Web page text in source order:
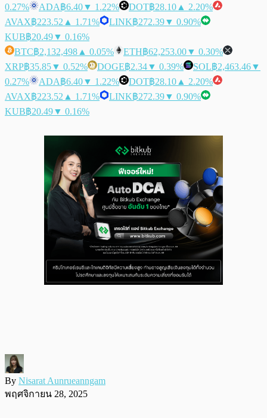
0.27%
ADA฿6.40▼ 1.22% DOT฿28.10 ▲ 2.20%
AVAX฿223.52 ▲ 1.71% LINK฿272.39▼ 0.90%
KUB฿20.49▼ 0.16%
BTC฿2,132,498 ▲ 0.05% ETH฿62,253.00▼ 0.30%
XRP฿35.85▼ 0.52% DOGE฿2.34▼ 0.39% SOL฿2,463.46▼
0.27%
ADA฿6.40▼ 1.22% DOT฿28.10 ▲ 2.20%
AVAX฿223.52 ▲ 1.71% LINK฿272.39▼ 0.90%
KUB฿20.49▼ 0.16%
By Nisarat Aunrueanngam
พฤศจิกายน 28, 2025